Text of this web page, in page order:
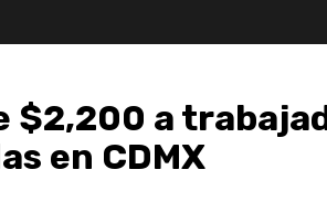
$2,200 a
en CDMX